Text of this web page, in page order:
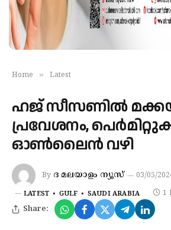
Home » Latest
ഹജ് സീസണിൽ
പ്രവേശനം,
ഓൺലൈൻ വഴി
By ദ മലയാളം ന്യൂസ് 03/05/
LATEST GULF SAUDI ARABIA 1
Share: